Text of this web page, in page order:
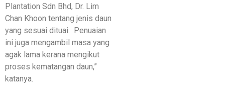
Plantation Sdn Bhd, Dr. Lim
Chan Khoon tentang jenis daun
yang sesuai dituai. Penuaian
ini juga mengambil masa yang
agak lama kerana mengikut
proses kematangan daun,”
katanya.